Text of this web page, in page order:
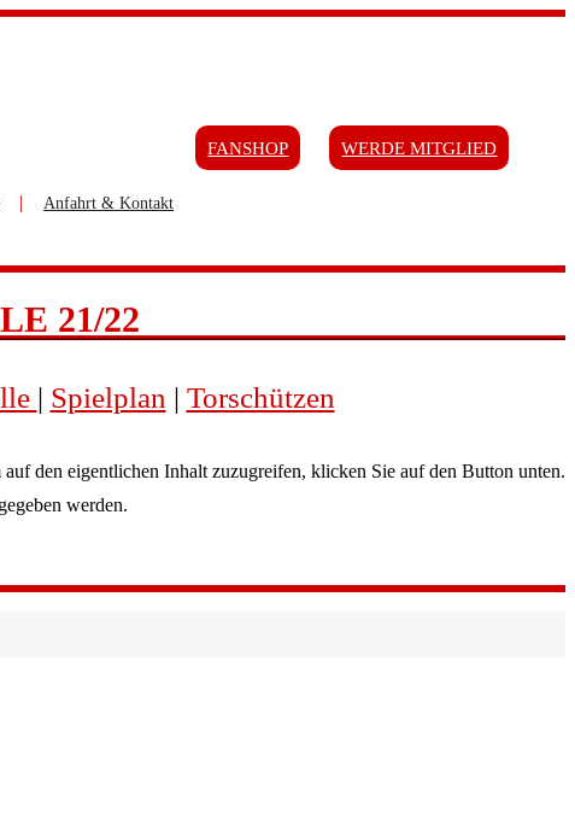
FANSHOP WERDE MITGLIED
| Anfahrt & Kontakt
21/22
| Spielplan | Torschützen
auf den eigentlichen Inhalt zuzugreifen, klicken Sie auf den Button unten.
werden.